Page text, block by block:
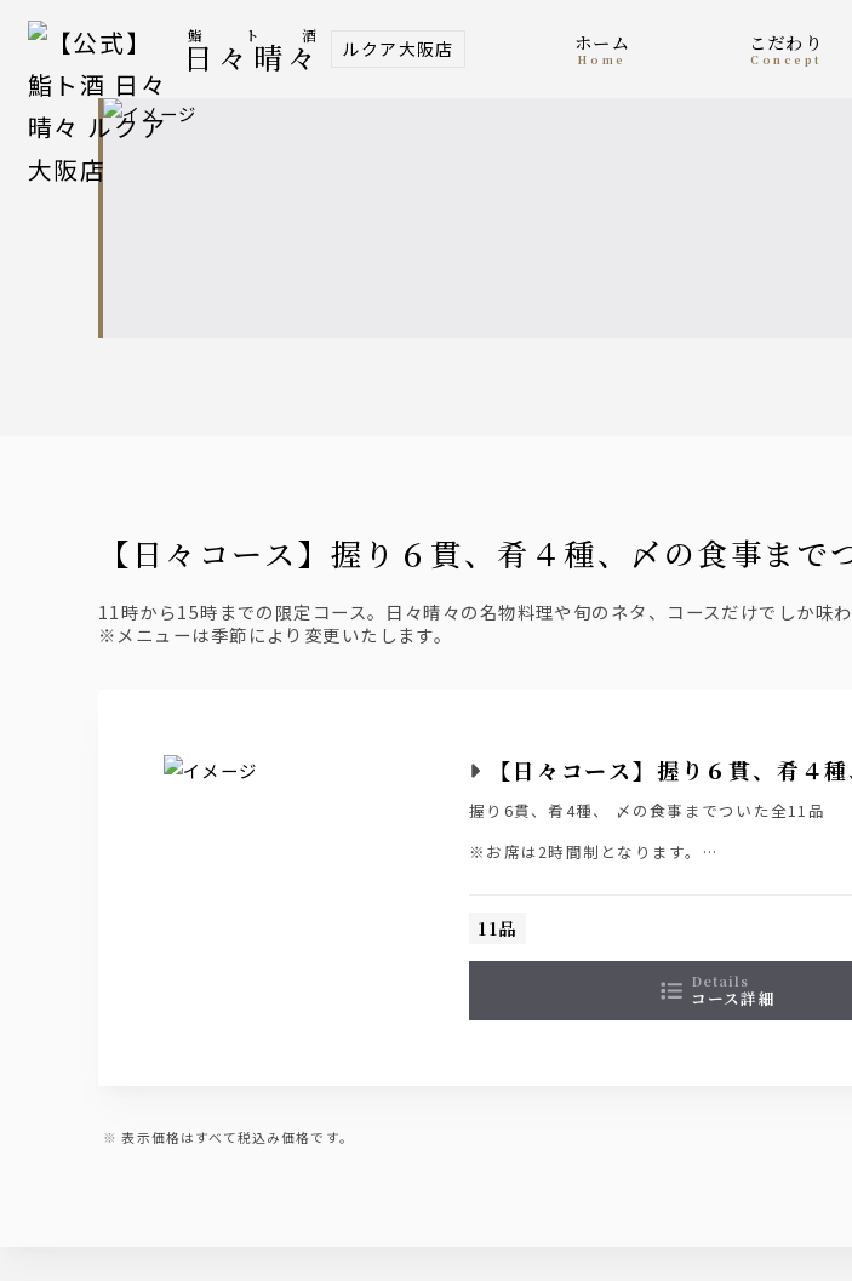
鮨ト酒
日々晴々 ルクア大阪店 ホーム
home
こだわり
concept
【日々コース】握り６貫、肴４種、〆の食事ま
11時から15時までの限定コース。日々晴々の名物料理や旬のネタ、コースだけでしか味
※メニューは季節により変更いたします。
【日々コース】握り６貫、肴４
握り6貫、肴4種、 〆の食事までついた全11品
※お席は2時間制となります。
11品
details
コース詳細
表示価格はすべて税込み価格です。